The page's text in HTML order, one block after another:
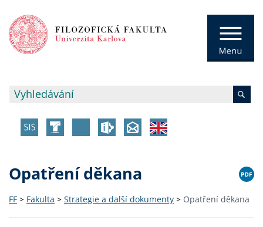
Opatření děkana
FF > Fakulta > Strategie a další dokumenty > Opatření děkana